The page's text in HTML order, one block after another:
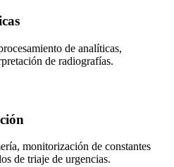
de analíticas,
de radiografías.
monitorización de constantes
de triaje de urgencias.